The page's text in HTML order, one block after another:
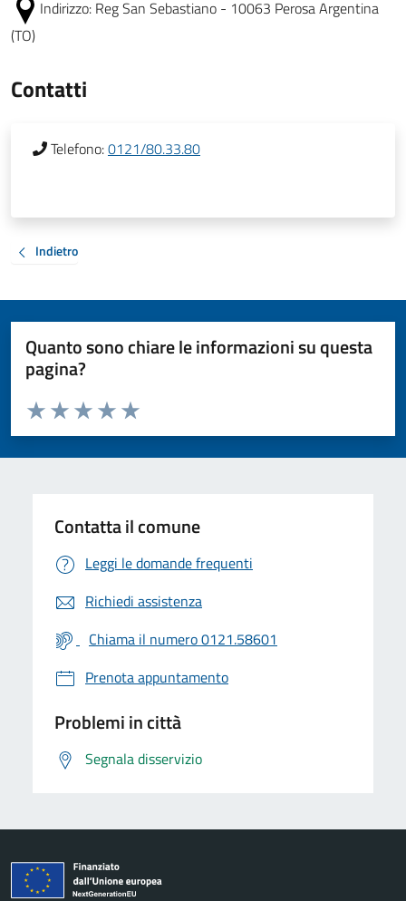
Indirizzo: Reg San Sebastiano - 10063 Perosa Argentina
(TO)
Contatti
Telefono:0121/80.33.80
Indietro
Quanto sono chiare le informazioni su questa
pagina?
Valuta da 1 a 5 stelle la pagina
Valuta 5 stelle su 5
Valuta 4 stelle su 5
Valuta 3 stelle su 5
Valuta 2 stelle su 5
Valuta 1 stelle su 5
Contatta il comune
Leggi le domande frequenti
Richiedi assistenza
Chiama il numero 0121.58601
Prenota appuntamento
Problemi in città
Segnala disservizio